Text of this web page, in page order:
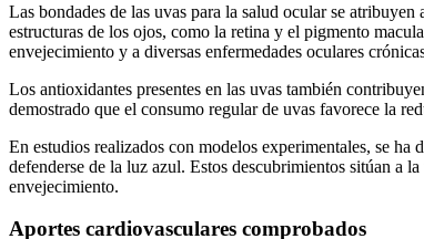
Las bondades de las uvas para la salud ocular se
estructuras de los ojos, como la retina y el pigmento
envejecimiento y a diversas enfermedades oculares
Los antioxidantes presentes en las uvas también
demostrado que el consumo regular de uvas favorece la
En estudios realizados con modelos experimentales, se
defenderse de la luz azul. Estos descubrimientos sitúan a
envejecimiento.
Aportes cardiovasculares comprobados